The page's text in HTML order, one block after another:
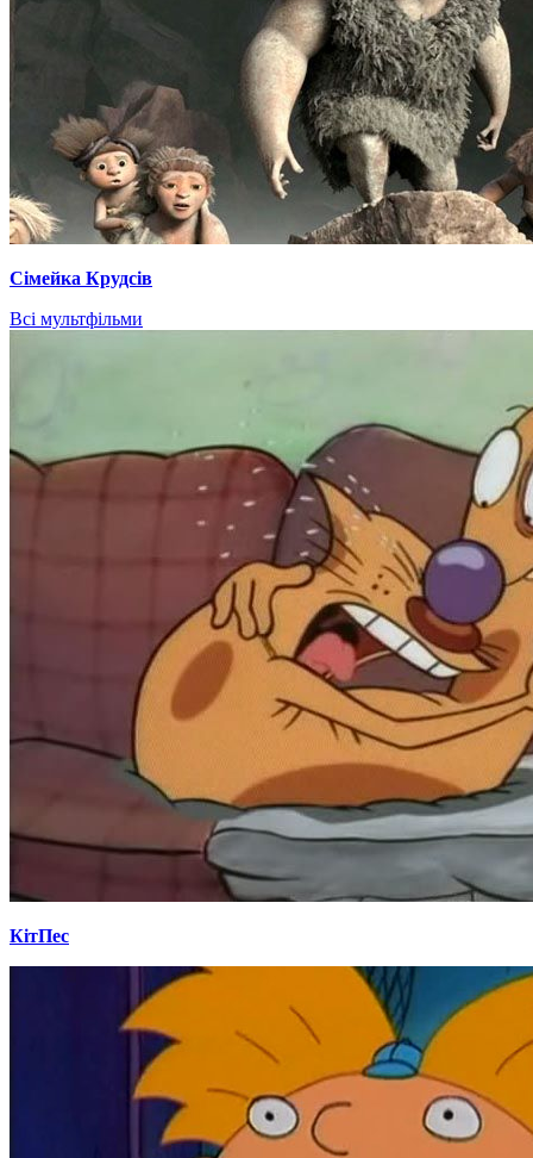
Сімейка Крудсів
Всі мультфільми
КітПес